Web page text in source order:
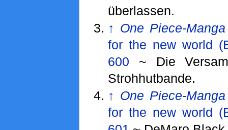
überlassen.
↑ One Piece-Manga
for the new world
600 ~ Die
Strohhutbande.
↑ One Piece-Manga
for the new world